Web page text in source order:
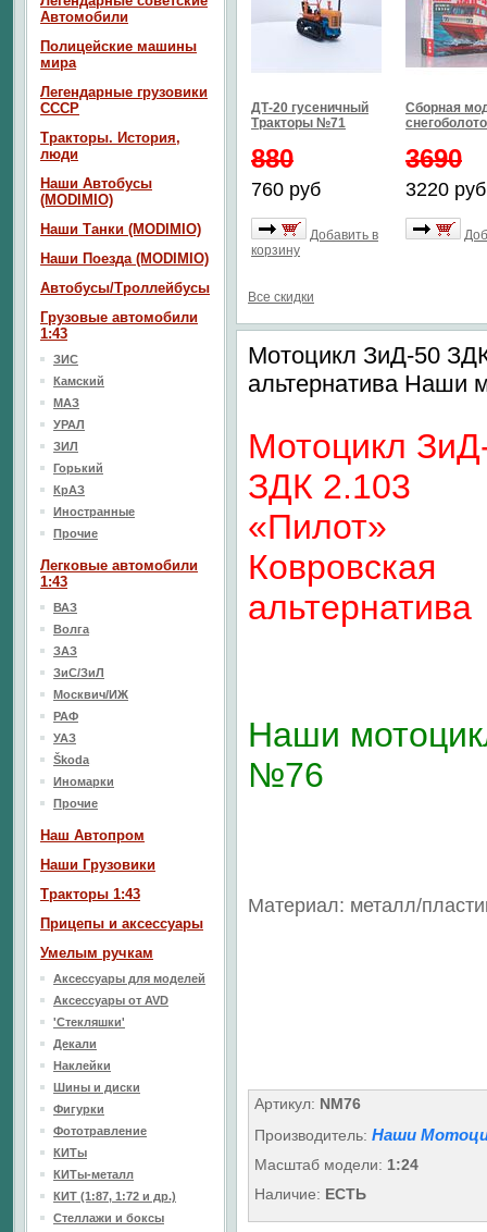
ДТ-20 гусеничный
Тракторы №71
880
760 руб
Добавить в
корзину
Сборная
3690
3220 руб
Все скидки
Мотоцикл ЗиД-50
альтернатива Наши
Мотоцикл
ЗДК 2.103
«Пилот»
Ковровская
альтернатива
Наши
№76
Материал: металл/
Артикул: NM76
Производитель: Наши
Масштаб модели: 1:24
Наличие: ЕСТЬ
Автомобили
Полицейские машины
мира
Легендарные грузовики
СССР
Тракторы. История,
люди
Наши Автобусы
(MODIMIO)
Наши Танки (MODIMIO)
Наши Поезда (MODIMIO)
Автобусы/Троллейбусы
Грузовые автомобили
1:43
ЗИС
Камский
МАЗ
УРАЛ
ЗИЛ
Горький
КрАЗ
Иностранные
Прочие
Легковые автомобили
1:43
ВАЗ
Волга
ЗАЗ
ЗиС/ЗиЛ
Москвич/ИЖ
РАФ
УАЗ
Škoda
Иномарки
Прочие
Наш Aвтопром
Наши Грузовики
Тракторы 1:43
Прицепы и аксессуары
Умелым ручкам
Аксессуары для моделей
Аксессуары от AVD
'Стекляшки'
Декали
Наклейки
Шины и диски
Фигурки
Фототравление
КИТы
КИТы-металл
КИТ (1:87, 1:72 и др.)
Стеллажи и боксы